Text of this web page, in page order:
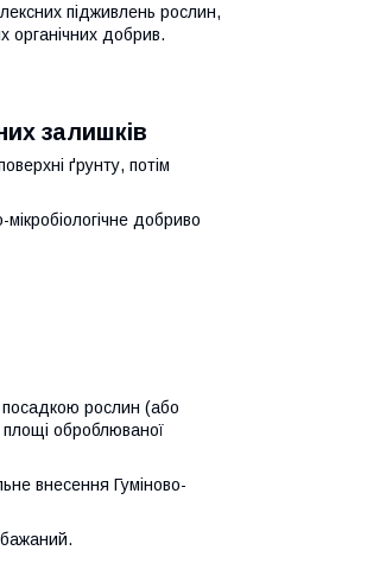
підживлень рослин,
органічних добрив.
залишків
ґрунту, потім
добриво
посадкою рослин (або
площі оброблюваної
внесення Гуміново-